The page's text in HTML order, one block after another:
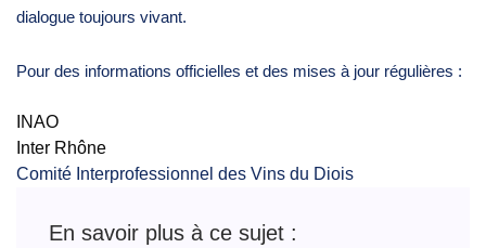
dialogue toujours vivant.
Pour des informations officielles et des mises à jour régulières :
INAO
Inter Rhône
Comité Interprofessionnel des Vins du Diois
En savoir plus à ce sujet :